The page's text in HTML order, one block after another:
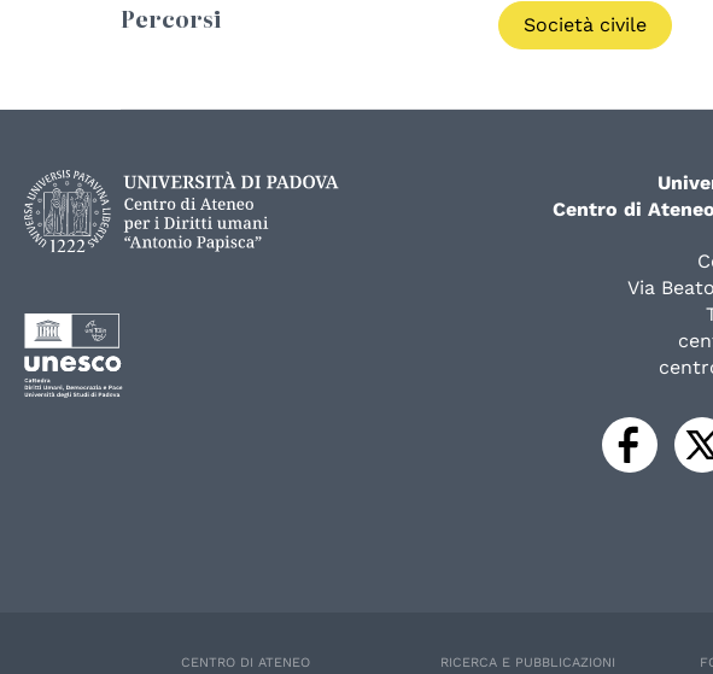
Percorsi Società civile
Centro di
Via
CENTRO DI ATENEO RICERCA E PUBBLICAZIONI